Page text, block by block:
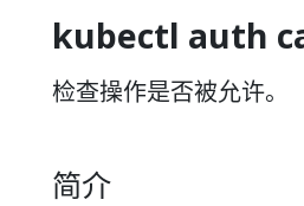
kubectl auth
检查操作是否被允许。
简介